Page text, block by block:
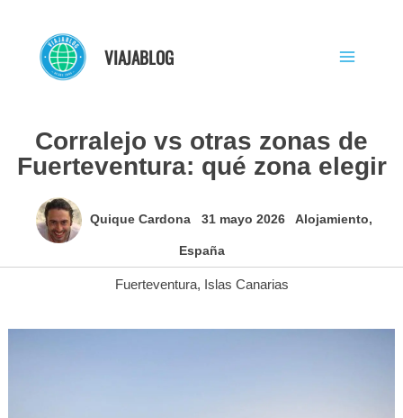
contenido
VIAJABLOG
Corralejo vs otras zonas de
Fuerteventura: qué zona elegir
Quique Cardona 31 mayo 2026 Alojamiento,
España
Fuerteventura, Islas Canarias